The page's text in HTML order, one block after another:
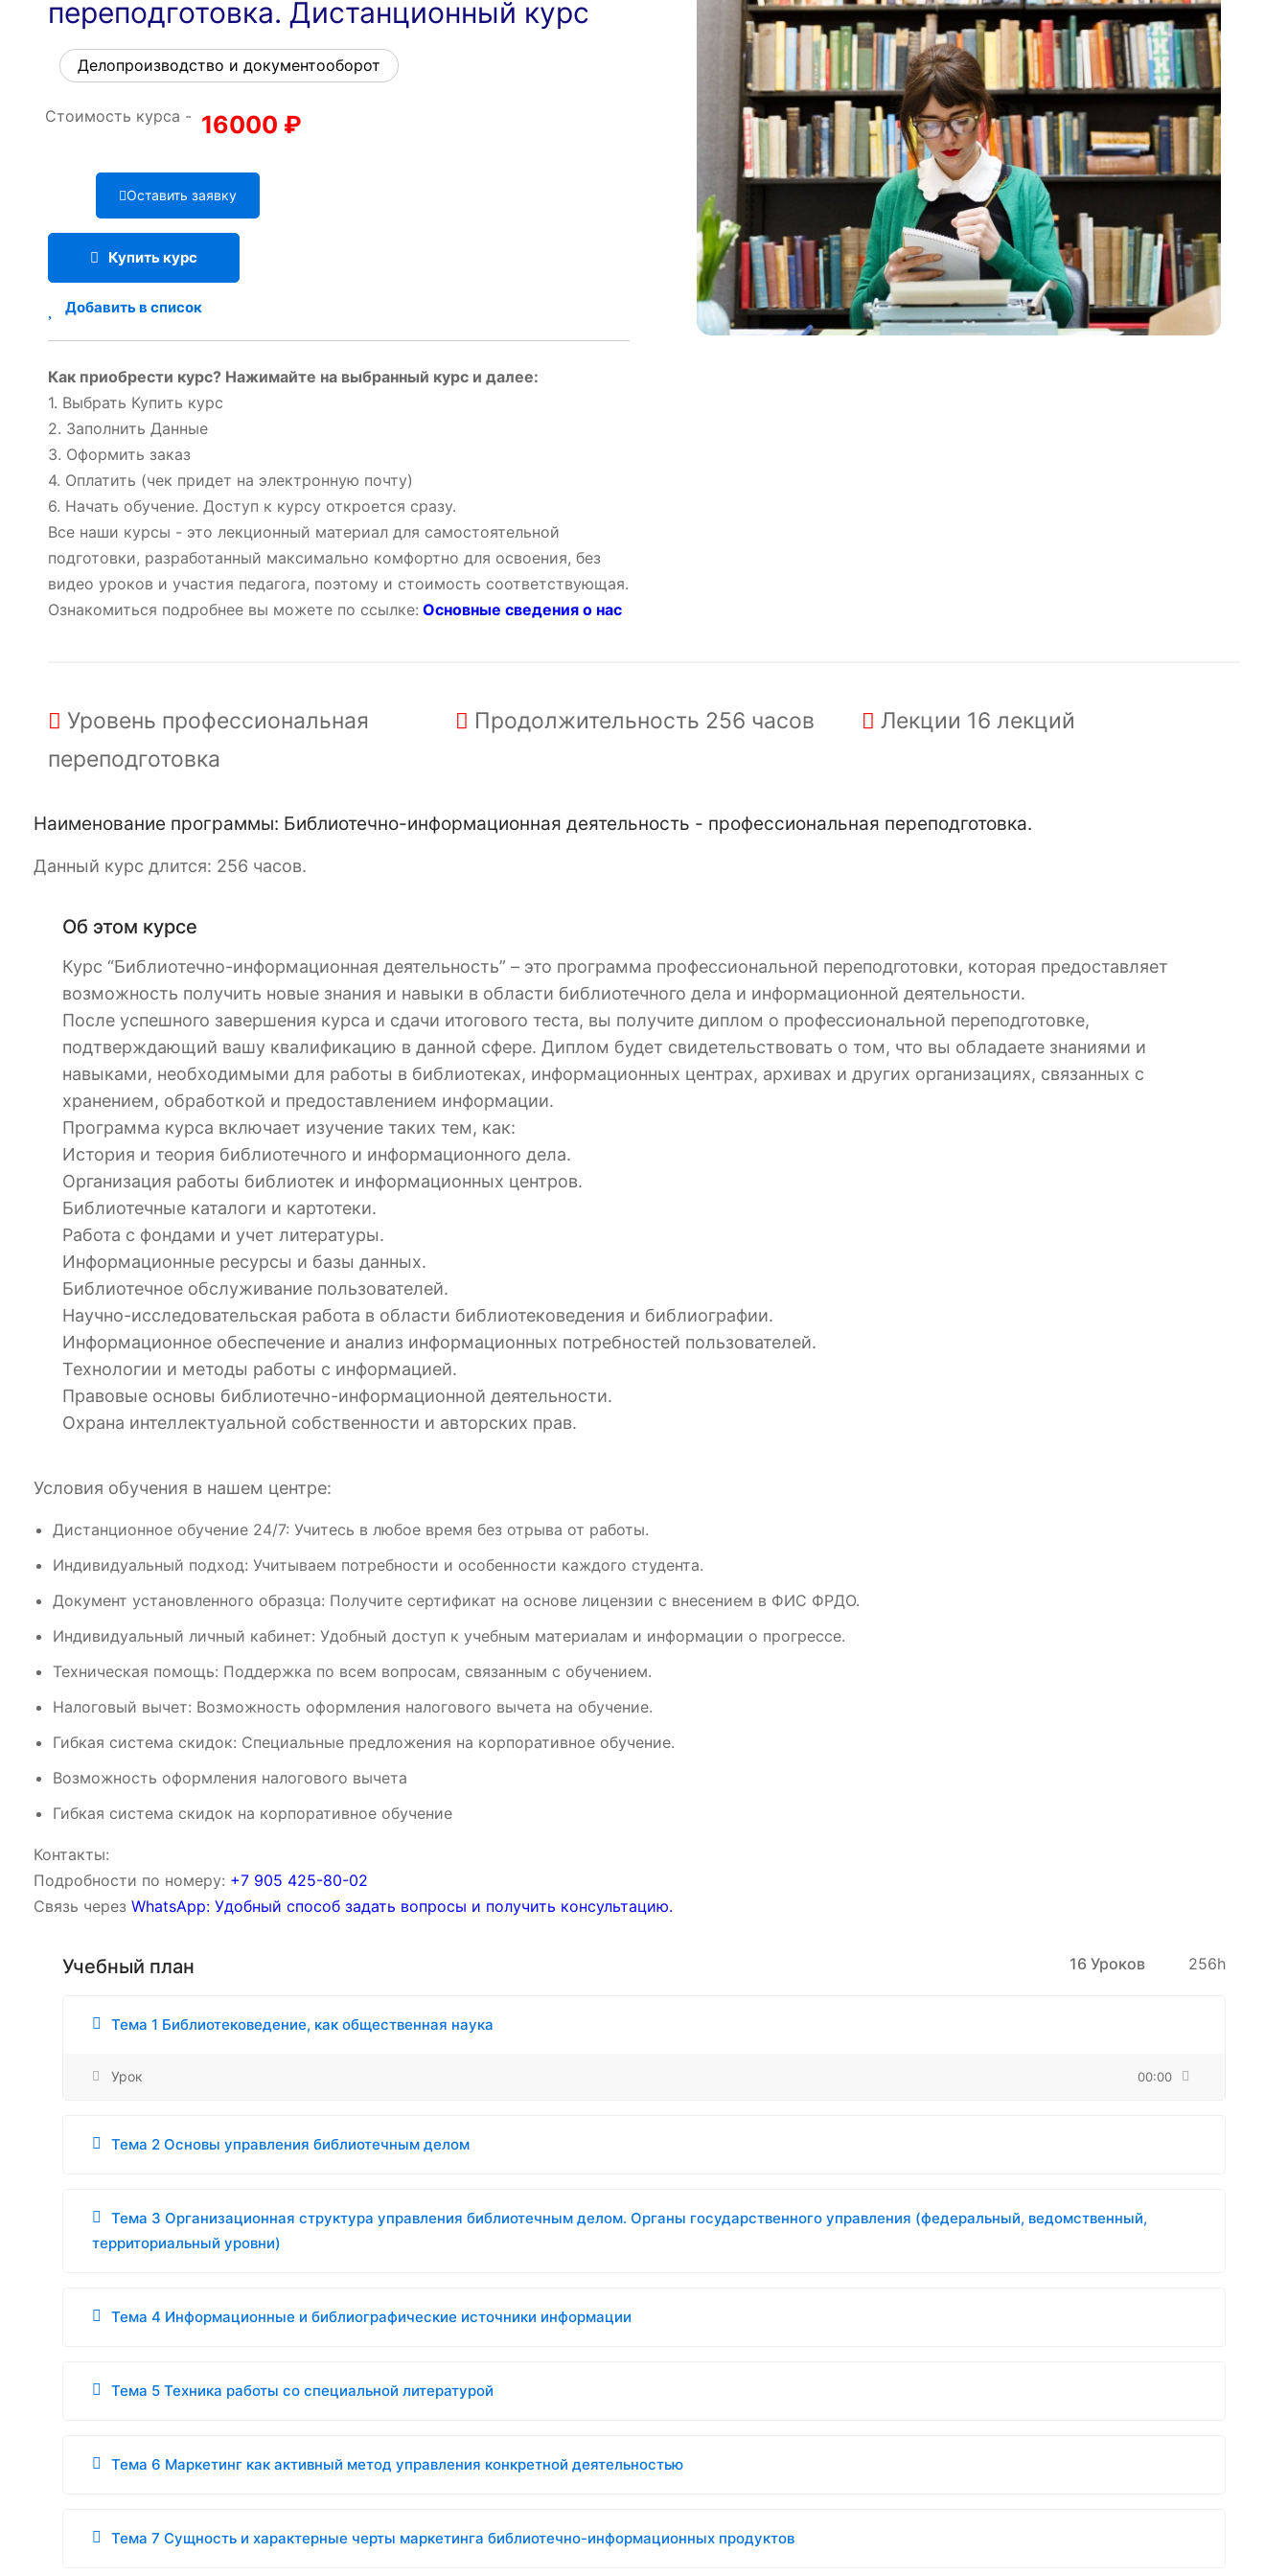
переподготовка. Дистанционный курс
Делопроизводство и документооборот
Стоимость курса - 16000 ₽
Оставить заявку
Купить курс
Добавить в список
Как приобрести курс? Нажимайте на выбранный курс и далее:
1. Выбрать Купить курс
2. Заполнить Данные
3. Оформить заказ
4. Оплатить (чек придет на электронную почту)
6. Начать обучение. Доступ к курсу откроется сразу.
Все наши курсы - это лекционный материал для самостоятельной
подготовки, разработанный максимально комфортно для освоения, без
видео уроков и участия педагога, поэтому и стоимость соответствующая.
Ознакомиться подробнее вы можете по ссылке: Основные сведения о нас
Уровень профессиональная
переподготовка
Продолжительность 256 часов Лекции 16 лекций
Наименование программы: Библиотечно-информационная деятельность - профессиональная переподготовка.
Данный курс длится: 256 часов.
Об этом курсе
Курс “Библиотечно-информационная деятельность” – это программа профессиональной переподготовки, которая предоставляет
возможность получить новые знания и навыки в области библиотечного дела и информационной деятельности.
После успешного завершения курса и сдачи итогового теста, вы получите диплом о профессиональной переподготовке,
подтверждающий вашу квалификацию в данной сфере. Диплом будет свидетельствовать о том, что вы обладаете знаниями и
навыками, необходимыми для работы в библиотеках, информационных центрах, архивах и других организациях, связанных с
хранением, обработкой и предоставлением информации.
Программа курса включает изучение таких тем, как:
История и теория библиотечного и информационного дела.
Организация работы библиотек и информационных центров.
Библиотечные каталоги и картотеки.
Работа с фондами и учет литературы.
Информационные ресурсы и базы данных.
Библиотечное обслуживание пользователей.
Научно-исследовательская работа в области библиотековедения и библиографии.
Информационное обеспечение и анализ информационных потребностей пользователей.
Технологии и методы работы с информацией.
Правовые основы библиотечно-информационной деятельности.
Охрана интеллектуальной собственности и авторских прав.
Условия обучения в нашем центре:
Дистанционное обучение 24/7: Учитесь в любое время без отрыва от работы.
Индивидуальный подход: Учитываем потребности и особенности каждого студента.
Документ установленного образца: Получите сертификат на основе лицензии с внесением в ФИС ФРДО.
Индивидуальный личный кабинет: Удобный доступ к учебным материалам и информации о прогрессе.
Техническая помощь: Поддержка по всем вопросам, связанным с обучением.
Налоговый вычет: Возможность оформления налогового вычета на обучение.
Гибкая система скидок: Специальные предложения на корпоративное обучение.
Возможность оформления налогового вычета
Гибкая система скидок на корпоративное обучение
Контакты:
Подробности по номеру: ‪‪+7 905 425-80-02‬‬
Связь через WhatsApp: Удобный способ задать вопросы и получить консультацию.
Учебный план 16 Уроков 256h
Тема 1 Библиотековедение, как общественная наука
Урок 00:00
Тема 2 Основы управления библиотечным делом
Тема 3 Организационная структура управления библиотечным делом. Органы государственного управления (федеральный, ведомственный,
территориальный уровни)
Тема 4 Информационные и библиографические источники информации
Тема 5 Техника работы со специальной литературой
Тема 6 Маркетинг как активный метод управления конкретной деятельностью
Тема 7 Сущность и характерные черты маркетинга библиотечно-информационных продуктов